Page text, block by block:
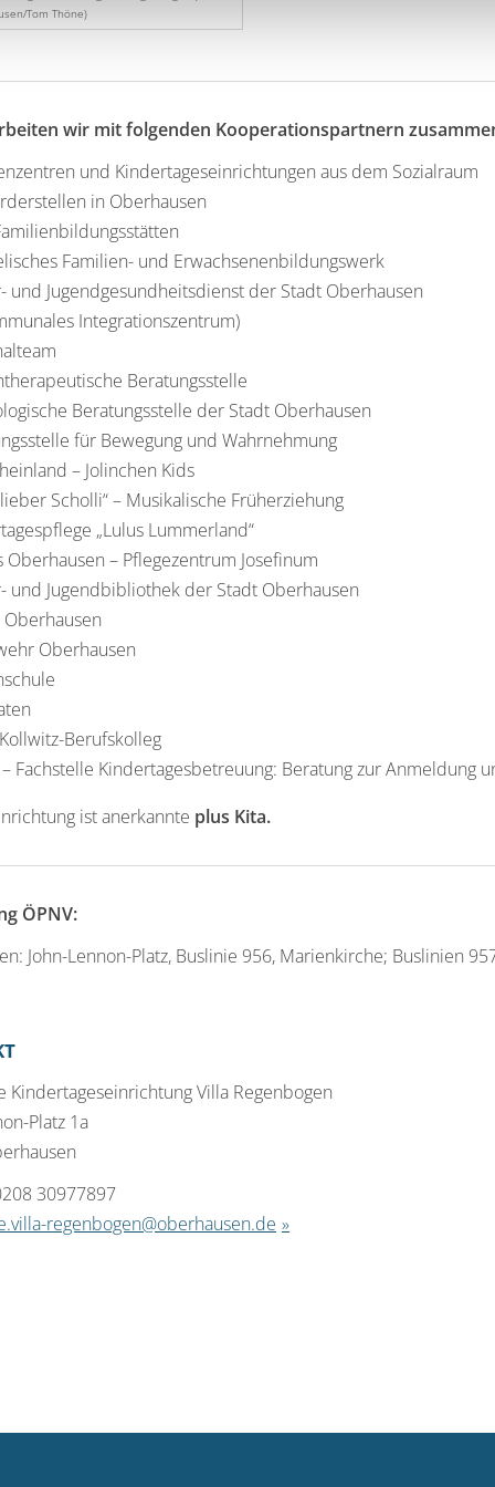
Tom Thöne)
wir mit folgenden Kooperationspartnern
und Kindertageseinrichtungen aus dem Sozialraum
in Oberhausen
Familien- und Erwachsenenbildungswerk
und Jugendgesundheitsdienst der Stadt Oberhausen
Integrationszentrum)
Beratungsstelle
Beratungsstelle der Stadt Oberhausen
für Bewegung und Wahrnehmung
– Jolinchen Kids
Scholli“ – Musikalische Früherziehung
„Lulus Lummerland“
Oberhausen – Pflegezentrum Josefinum
und Jugendbibliothek der Stadt Oberhausen
Oberhausen
Oberhausen
Berufskolleg
– Fachstelle Kindertagesbetreuung: Beratung zur Anmeldung
ist anerkannte plus Kita.
ÖPNV:
John-Lennon-Platz, Buslinie 956, Marienkirche; Buslinien
Kindertageseinrichtung Villa Regenbogen
Platz 1a
30977897
regenbogen@oberhausen.de